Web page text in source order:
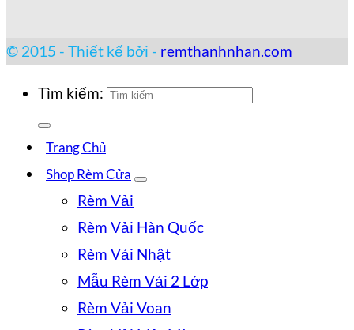
© 2015 - Thiết kế bởi - remthanhnhan.com
Tìm kiếm:
Trang Chủ
Shop Rèm Cửa
Rèm Vải
Rèm Vải Hàn Quốc
Rèm Vải Nhật
Mẫu Rèm Vải 2 Lớp
Rèm Vải Voan